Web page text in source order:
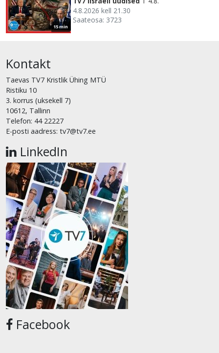
15 min
4.8.2026 kell 21.30
Saateosa: 3723
Kontakt
Taevas TV7 Kristlik Ühing MTÜ
Ristiku 10
3. korrus (uksekell 7)
10612, Tallinn
Telefon: 44 22227
E-posti aadress: tv7@tv7.ee
LinkedIn
Facebook